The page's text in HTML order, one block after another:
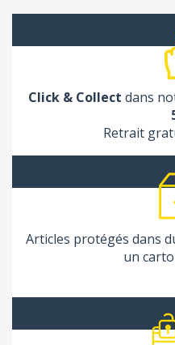
Click & Collect dans
Retrait
Articles protégés dans
un